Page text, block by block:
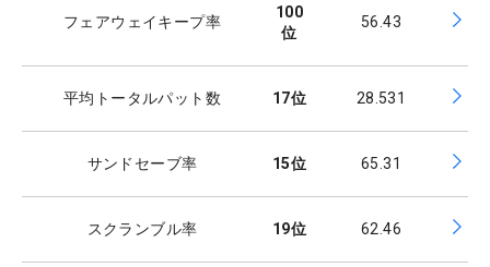
フェアウェイキープ率
100
位
56.43
平均トータルパット数 17位 28.531
サンドセーブ率 15位 65.31
スクランブル率 19位 62.46